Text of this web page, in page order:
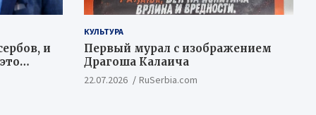
и
КУЛЬТУРА
Первый мурал с изображением
Драгоша Калаича
22.07.2026 RuSerbia.com